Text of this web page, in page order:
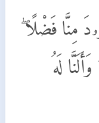
مِنَّا فَضْلًا
لَهُ